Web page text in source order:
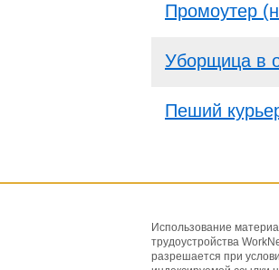
Промоутер
Уборщица в
Пеший
Использование
трудоустройства
разрешается при